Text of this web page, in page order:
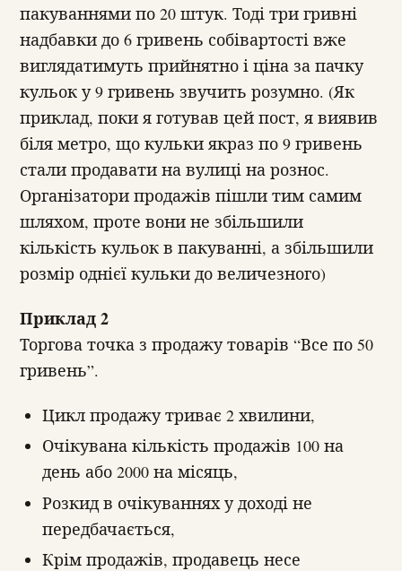
пакуваннями по 20 штук. Тоді три гривні
надбавки до 6 гривень собівартості вже
виглядатимуть прийнятно і ціна за пачку
кульок у 9 гривень звучить розумно. (Як
приклад, поки я готував цей пост, я виявив
біля метро, що кульки якраз по 9 гривень
стали продавати на вулиці на рознос.
Організатори продажів пішли тим самим
шляхом, проте вони не збільшили
кількість кульок в пакуванні, а збільшили
розмір однієї кульки до величезного)
Приклад 2
Торгова точка з продажу товарів “Все по 50
гривень”.
Цикл продажу триває 2 хвилини,
Очікувана кількість продажів 100 на
день або 2000 на місяць,
Розкид в очікуваннях у доході не
передбачається,
Крім продажів, продавець несе